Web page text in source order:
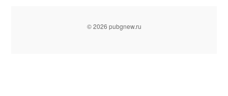
© 2026 pubgnew.ru